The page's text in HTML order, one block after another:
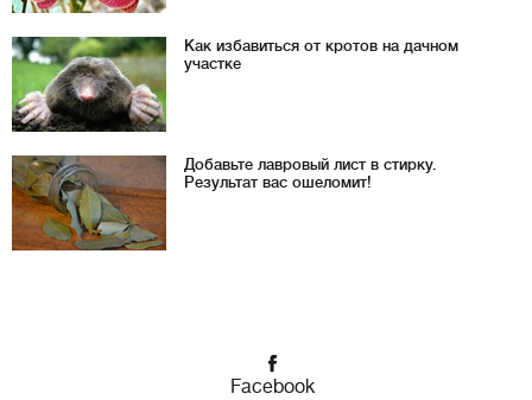
Как избавиться от кротов на дачном
участке
Добавьте лавровый лист в стирку.
Результат вас ошеломит!
Facebook